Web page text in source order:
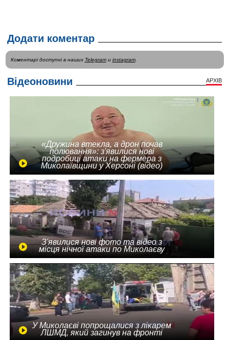
Додати коментар
Коментарі доступні в наших Telegramи instagram.
Відеоновини АРХІВ
«Дружина втекла, а дрон почав
полювання»: з'явилися нові
подробиці атаки на фермера з
Миколаївщини у Херсоні (відео)
З'явилися нові фото та відео з
місця нічної атаки по Миколаєву
У Миколаєві попрощалися з лікарем
ЛШМД, який загинув на фронті